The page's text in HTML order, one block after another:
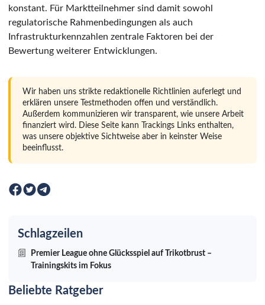
konstant. Für Marktteilnehmer sind damit sowohl
regulatorische Rahmenbedingungen als auch
Infrastrukturkennzahlen zentrale Faktoren bei der
Bewertung weiterer Entwicklungen.
Wir haben uns strikte redaktionelle Richtlinien auferlegt und
erklären unsere Testmethoden offen und verständlich.
Außerdem kommunizieren wir transparent, wie unsere Arbeit
finanziert wird. Diese Seite kann Trackings Links enthalten,
was unsere objektive Sichtweise aber in keinster Weise
beeinflusst.
Schlagzeilen
Premier League ohne Glücksspiel auf Trikotbrust –
Trainingskits im Fokus
Beliebte Ratgeber